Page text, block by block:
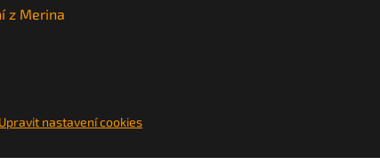
z Merina
Upravit nastavení cookies